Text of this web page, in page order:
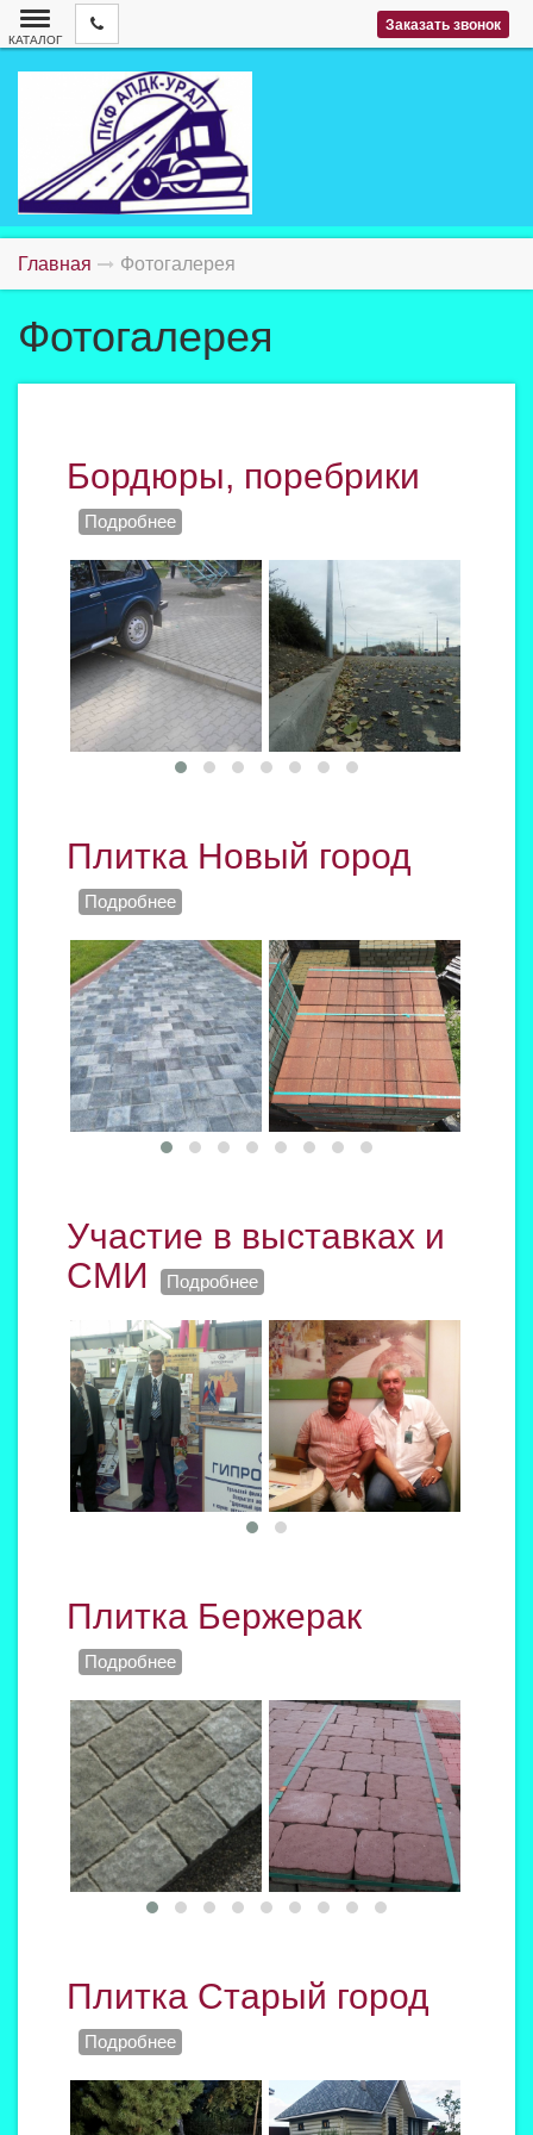
Заказать звонок
КАТАЛОГ
Главная Фотогалерея
Фотогалерея
Бордюры, поребрики
Подробнее
Плитка Новый город
Подробнее
Участие в выставках и
СМИ
Подробнее
Плитка Бержерак
Подробнее
Плитка Старый город
Подробнее